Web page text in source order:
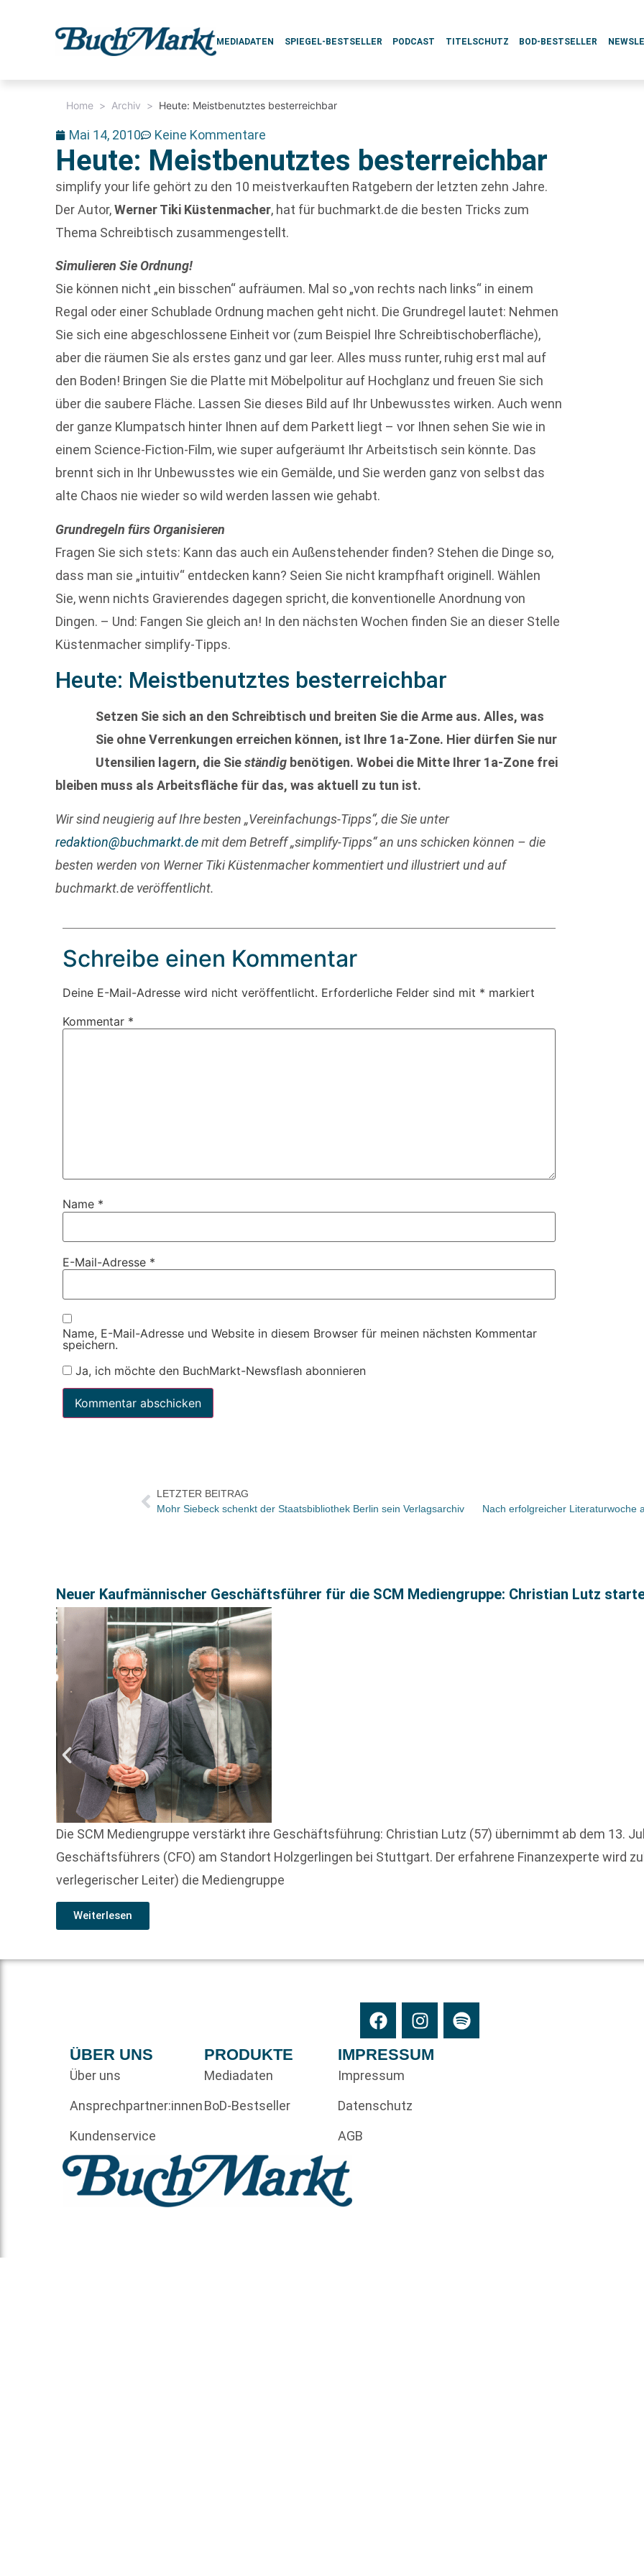
MEDIADATEN SPIEGEL-BESTSELLER PODCAST TITELSCHUTZ BOD-BESTSELLER
Home > Archiv > Heute: Meistbenutztes besterreichbar
Mai 14, 2010 Keine Kommentare
Heute: Meistbenutztes besterreichbar
simplify your life gehört zu den 10 meistverkauften Ratgebern der letzten zehn Jahre.
Der Autor,Werner Tiki Küstenmacher, hat für buchmarkt.de die besten Tricks zum
Thema Schreibtisch zusammengestellt.
Simulieren Sie Ordnung!
Sie können nicht „ein bisschen“ aufräumen. Mal so „von rechts nach links“ in einem
Regal oder einer Schublade Ordnung machen geht nicht. Die Grundregel lautet: Nehmen
Sie sich eine abgeschlossene Einheit vor (zum Beispiel Ihre Schreibtischoberfläche),
aber die räumen Sie als erstes ganz und gar leer. Alles muss runter, ruhig erst mal auf
den Boden! Bringen Sie die Platte mit Möbelpolitur auf Hochglanz und freuen Sie sich
über die saubere Fläche. Lassen Sie dieses Bild auf Ihr Unbewusstes wirken. Auch wenn
der ganze Klumpatsch hinter Ihnen auf dem Parkett liegt – vor Ihnen sehen Sie wie in
einem Science-Fiction-Film, wie super aufgeräumt Ihr Arbeitstisch sein könnte. Das
brennt sich in Ihr Unbewusstes wie ein Gemälde, und Sie werden ganz von selbst das
alte Chaos nie wieder so wild werden lassen wie gehabt.
Grundregeln fürs Organisieren
Fragen Sie sich stets: Kann das auch ein Außenstehender finden? Stehen die Dinge so,
dass man sie „intuitiv“ entdecken kann? Seien Sie nicht krampfhaft originell. Wählen
Sie, wenn nichts Gravierendes dagegen spricht, die konventionelle Anordnung von
Dingen. – Und: Fangen Sie gleich an! In den nächsten Wochen finden Sie an dieser Stelle
Küstenmacher simplify-Tipps.
Heute: Meistbenutztes besterreichbar
Setzen Sie sich an den Schreibtisch und breiten Sie die Arme aus. Alles, was
Sie ohne Verrenkungen erreichen können, ist Ihre 1a-Zone. Hier dürfen Sie nur
Utensilien lagern, die Sieständig benötigen. Wobei die Mitte Ihrer 1a-Zone frei
bleiben muss als Arbeitsfläche für das, was aktuell zu tun ist.
Wir sind neugierig auf Ihre besten „Vereinfachungs-Tipps“, die Sie unter
redaktion@buchmarkt.demit dem Betreff „simplify-Tipps“ an uns schicken können – die
besten werden von Werner Tiki Küstenmacher kommentiert und illustriert und auf
buchmarkt.de veröffentlicht.
Schreibe einen Kommentar
Deine E-Mail-Adresse wird nicht veröffentlicht. Erforderliche Felder sind mit * markiert
Kommentar *
Name *
E-Mail-Adresse *
Name, E-Mail-Adresse und Website in diesem Browser für meinen nächsten Kommentar
speichern.
Ja, ich möchte den BuchMarkt-Newsflash abonnieren
LETZTER BEITRAG
Mohr Siebeck schenkt der Staatsbibliothek Berlin sein Verlagsarchiv
Neuer Kaufmännischer Geschäftsführer für die SCM Mediengruppe: Christian Lutz
Die SCM Mediengruppe verstärkt ihre Geschäftsführung: Christian Lutz (57) übernimmt ab dem 13.
Geschäftsführers (CFO) am Standort Holzgerlingen bei Stuttgart. Der erfahrene Finanzexperte wird
verlegerischer Leiter) die Mediengruppe
Weiterlesen
ÜBER UNS
Über uns
Ansprechpartner:innen
Kundenservice
PRODUKTE
Mediadaten
BoD-Bestseller
IMPRESSUM
Impressum
Datenschutz
AGB